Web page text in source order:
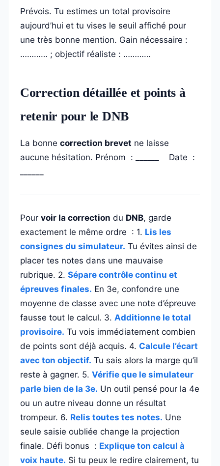
Prévois. Tu estimes un total provisoire
aujourd’hui et tu vises le seuil affiché pour
une très bonne mention. Gain nécessaire :
………… ; objectif réaliste : …………
Correction détaillée et points à
retenir pour le DNB
La bonne correction brevet ne laisse
aucune hésitation. Prénom : ______ Date :
Pour voir la correction du DNB, garde
exactement le même ordre : 1. Lis les
consignes du simulateur. Tu évites ainsi de
placer tes notes dans une mauvaise
rubrique. 2. Sépare contrôle continu et
épreuves finales. En 3e, confondre une
moyenne de classe avec une note d’épreuve
fausse tout le calcul. 3. Additionne le total
provisoire. Tu vois immédiatement combien
de points sont déjà acquis. 4. Calcule l’écart
avec ton objectif. Tu sais alors la marge qu’il
reste à gagner. 5. Vérifie que le simulateur
parle bien de la 3e. Un outil pensé pour la 4e
ou un autre niveau donne un résultat
trompeur. 6. Relis toutes tes notes. Une
seule saisie oubliée change la projection
finale. Défi bonus : Explique ton calcul à
voix haute. Si tu peux le redire clairement, tu